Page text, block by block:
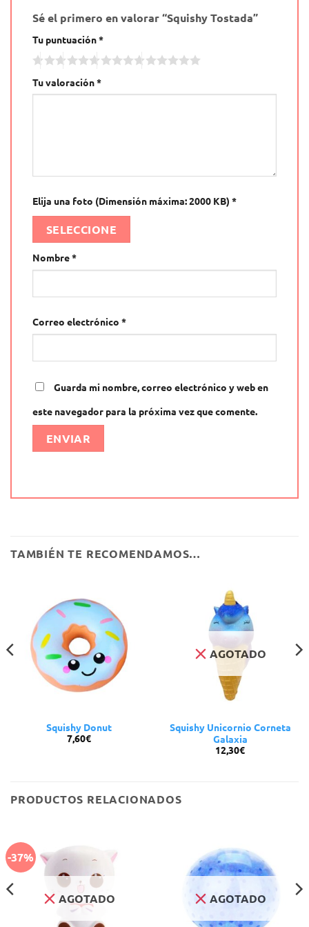
Sé el primero en valorar “Squishy Tostada”
Tu puntuación*
Tu valoración*
Elija una foto (Dimensión máxima: 2000 KB) *
SELECCIONE
Nombre*
Correo electrónico *
Guarda mi nombre, correo electrónico y web en
este navegador para la próxima vez que comente.
TAMBIÉN TE RECOMENDAMOS…
Squishy Donut
7,60€
AGOTADO
Squishy Unicornio Corneta
Galaxia
12,30€
PRODUCTOS RELACIONADOS
-37%
AGOTADO AGOTADO